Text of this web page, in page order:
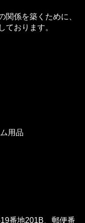
関係を築くために、
ております。
用品
番地201B、郵便番